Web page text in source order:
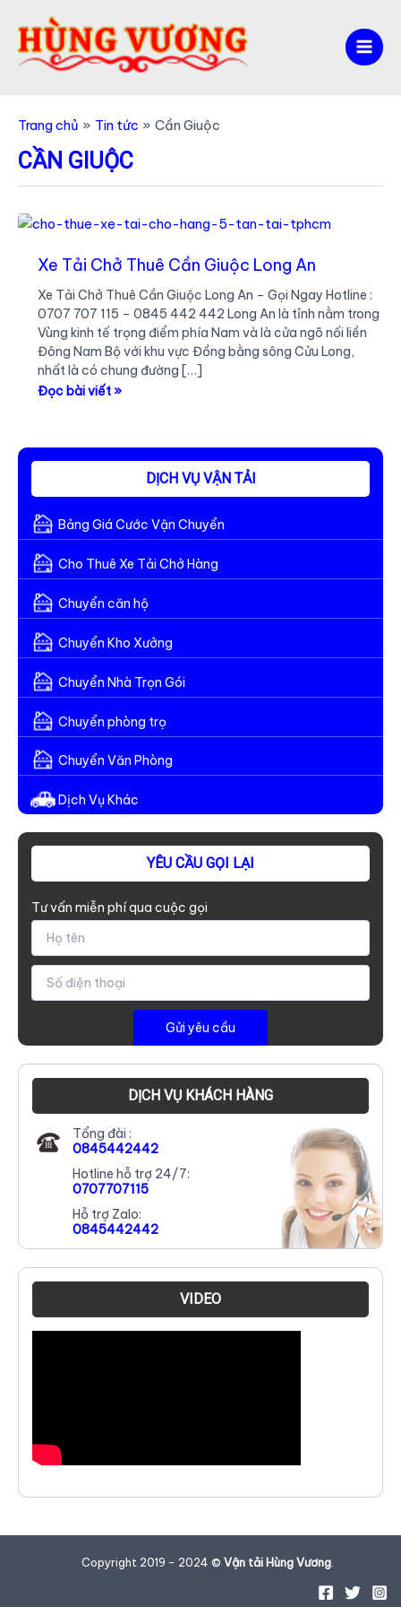
Main
Trang chủ Tin tức Cần Giuộc
CẦN GIUỘC
Xe Tải Chở Thuê Cần Giuộc Long An
Xe Tải Chở Thuê Cần Giuộc Long An – Gọi Ngay Hotline :
0707 707 115 – 0845 442 442 Long An là tỉnh nằm trong
Vùng kinh tế trọng điểm phía Nam và là cửa ngõ nối liền
Đông Nam Bộ với khu vực Đồng bằng sông Cửu Long,
nhất là có chung đường […]
Xe
Thuê
Giuộc
Long
An
Đọc bài viết »
DỊCH VỤ VẬN TẢI
Bảng Giá Cước Vận Chuyển
Cho Thuê Xe Tải Chở Hàng
Chuyển căn hộ
Chuyển Kho Xưởng
Chuyển Nhà Trọn Gói
Chuyển phòng trọ
Chuyển Văn Phòng
Dịch Vụ Khác
YÊU CẦU GỌI LẠI
Tư vấn miễn phí qua cuộc gọi
DỊCH VỤ KHÁCH HÀNG
Tổng đài :
0845442442
Hotline hỗ trợ 24/7:
0707707115
Hỗ trợ Zalo:
0845442442
VIDEO
Copyright 2019 - 2024 © Vận tải Hùng Vương.